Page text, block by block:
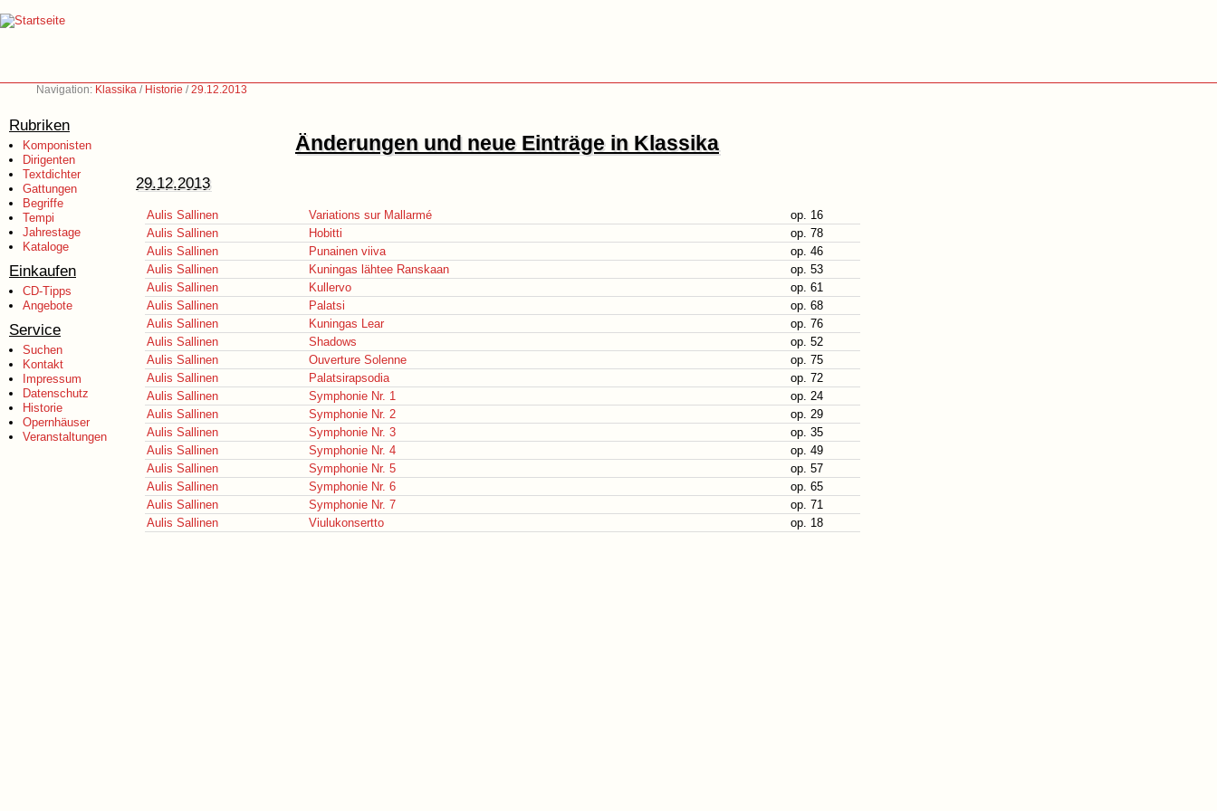
Navigation: Klassika / Historie /29.12.2013
Rubriken
Komponisten
Dirigenten
Textdichter
Gattungen
Begriffe
Tempi
Jahrestage
Kataloge
Einkaufen
CD-Tipps
Angebote
Service
Suchen
Kontakt
Impressum
Datenschutz
Historie
Opernhäuser
Veranstaltungen
Änderungen und neue Einträge in Klassika
29.12.2013
Aulis Sallinen Variations sur Mallarmé
op. 16
Aulis Sallinen
Hobitti
op. 78
Aulis Sallinen
Punainen viiva
op. 46
Aulis Sallinen
Kuningas lähtee Ranskaan
op. 53
Aulis Sallinen
Kullervo
op. 61
Aulis Sallinen
Palatsi
op. 68
Aulis Sallinen
Kuningas Lear
op. 76
Aulis Sallinen
Shadows
op. 52
Aulis Sallinen
Ouverture Solenne
op. 75
Aulis Sallinen
Palatsirapsodia
op. 72
Aulis Sallinen
Symphonie Nr. 1
op. 24
Aulis Sallinen
Symphonie Nr. 2
op. 29
Aulis Sallinen
Symphonie Nr. 3
op. 35
Aulis Sallinen
Symphonie Nr. 4
op. 49
Aulis Sallinen
Symphonie Nr. 5
op. 57
Aulis Sallinen
Symphonie Nr. 6
op. 65
Aulis Sallinen
Symphonie Nr. 7
op. 71
Aulis Sallinen
Viulukonsertto op. 18